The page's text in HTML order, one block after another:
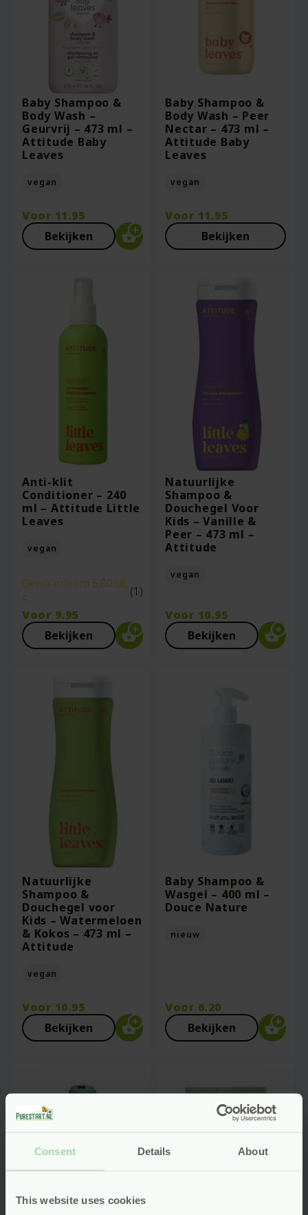
Consent Details About
This website uses cookies
Baby Shampoo &
Body Wash –
Geurvrij – 473 ml –
Attitude Baby
Leaves
vegan
Voor 11.95
Bekijken
Baby Shampoo &
Body Wash – Peer
Nectar – 473 ml –
Attitude Baby
Leaves
vegan
Voor 11.95
Bekijken
Anti-klit
Conditioner – 240
ml – Attitude Little
Leaves
vegan
Gewaardeerd 5.00 uit
5
(1)
Voor 9.95
Bekijken
Natuurlijke
Shampoo &
Douchegel Voor
Kids – Vanille &
Peer – 473 ml –
Attitude
vegan
Voor 10.95
Bekijken
Natuurlijke
Shampoo &
Douchegel voor
Kids – Watermeloen
& Kokos – 473 ml –
Attitude
vegan
Voor 10.95
Bekijken
Baby Shampoo &
Wasgel – 400 ml –
Douce Nature
nieuw
Voor 6.20
Bekijken